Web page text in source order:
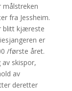
målstreken
fra Jessheim.
blitt kjæreste
er
/første året.
skispor,
av
deretter